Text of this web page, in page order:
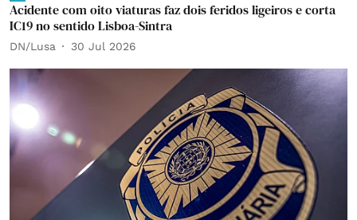
Acidente com oito viaturas faz dois feridos ligeiros e corta
IC19 no sentido Lisboa-Sintra
DN/Lusa 30 Jul 2026